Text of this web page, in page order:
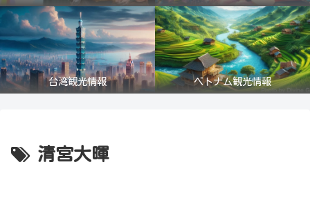
台湾観光情報 ベトナム観光情報
清宮大暉